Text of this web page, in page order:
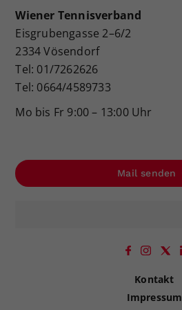
Wiener Tennisverband
Eisgrubengasse 2–6/2
2334 Vösendorf
Tel: 01/7262626
Tel: 0664/4589733
Mo bis Fr 9:00 – 13:00 Uhr
Mail senden
Kontakt
Impressum